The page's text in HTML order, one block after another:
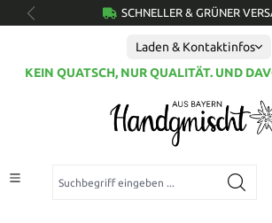
springen SCHNELLER & GRÜNER
Laden & Kontaktinfos
KEIN QUATSCH, NUR QUALITÄT. UND
Suchbegriff eingeben ...